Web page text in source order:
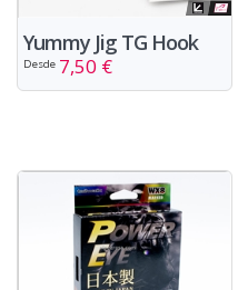
Yummy Jig TG Hook
Desde 7,50 €